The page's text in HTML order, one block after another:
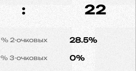
: 22
% 2-очковых 28.5%
% 3-очковых 0%